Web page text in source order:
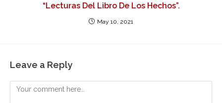
“Lecturas Del Libro De Los Hechos”.
May 10, 2021
Leave a Reply